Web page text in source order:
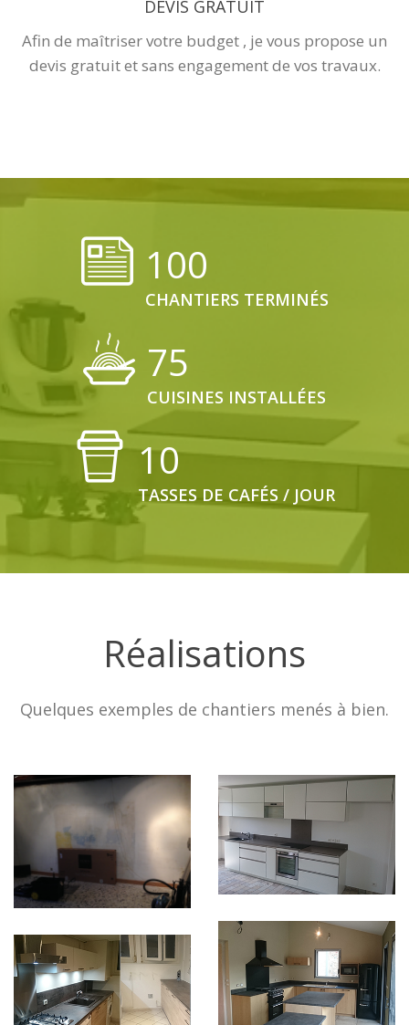
DEVIS GRATUIT
Afin de maîtriser votre budget , je vous propose un
devis gratuit et sans engagement de vos travaux.
100
CHANTIERS TERMINÉS
75
CUISINES INSTALLÉES
10
TASSES DE CAFÉS / JOUR
Réalisations
Quelques exemples de chantiers menés à bien.